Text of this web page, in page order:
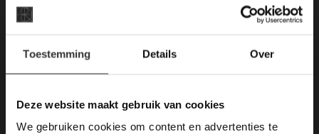
Toestemming Details Over
Deze website maakt gebruik van cookies
We gebruiken cookies om content en advertenties te
E-mail: info@vdh-vd.nl
Kantoor:
Zondag gesloten.
Deze website maakt
gebruik van cookies.
This Cookie Banner was deleted and is no
longer working. Please contact the website
administrator.